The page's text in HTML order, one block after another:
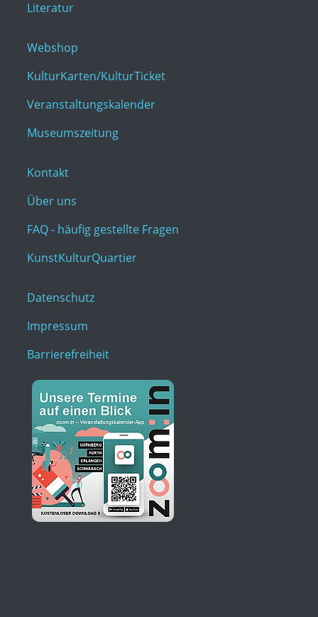
Literatur
Webshop
KulturKarten/KulturTicket
Veranstaltungskalender
Museumszeitung
Kontakt
Über uns
FAQ - häufig gestellte Fragen
KunstKulturQuartier
Datenschutz
Impressum
Barrierefreiheit